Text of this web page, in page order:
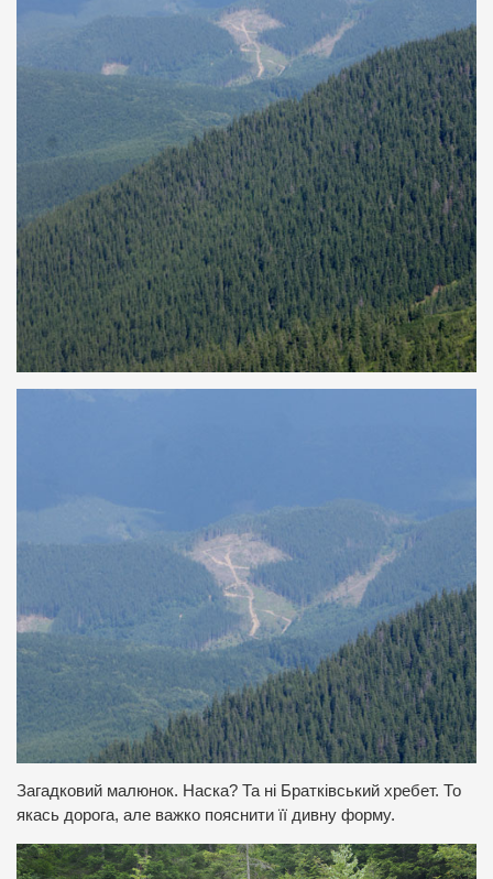
Загадковий малюнок. Наска? Та ні Братківський хребет. То
якась дорога, але важко пояснити її дивну форму.